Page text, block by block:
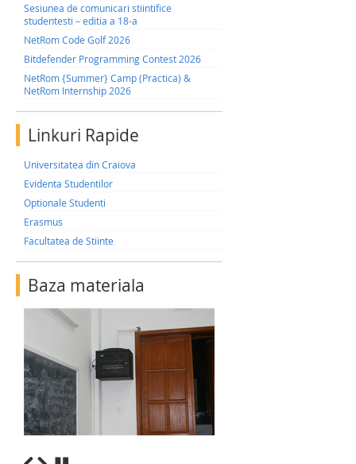
Sesiunea de comunicari stiintifice
studentesti – editia a 18-a
NetRom Code Golf 2026
Bitdefender Programming Contest 2026
NetRom {Summer} Camp (Practica) &
NetRom Internship 2026
Linkuri Rapide
Universitatea din Craiova
Evidenta Studentilor
Optionale Studenti
Erasmus
Facultatea de Stiinte
Baza materiala